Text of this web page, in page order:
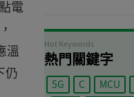
電
溫
仍
Hot Keywords
熱門關鍵字
5G C MCU